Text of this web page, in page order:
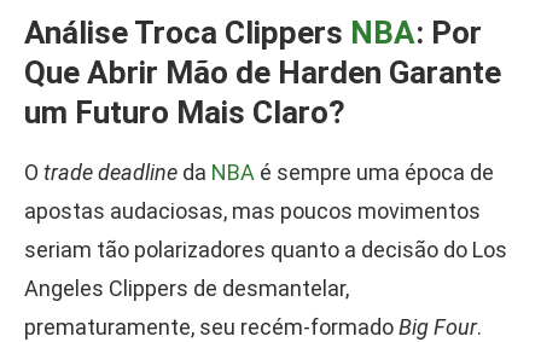
Análise Troca Clippers NBA: Por
Que Abrir Mão de Harden Garante
um Futuro Mais Claro?
O trade deadline da NBA é sempre uma época de
apostas audaciosas, mas poucos movimentos
seriam tão polarizadores quanto a decisão do Los
Angeles Clippers de desmantelar,
prematuramente, seu recém-formadoBig Four.